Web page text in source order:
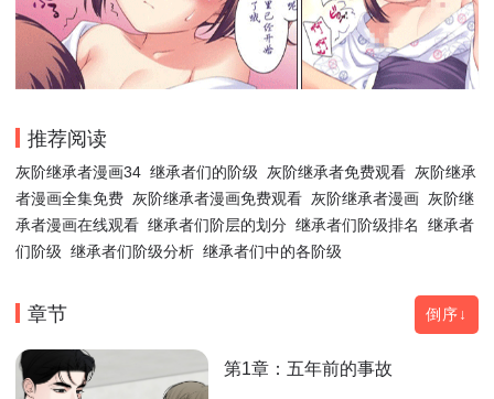
推荐阅读
灰阶继承者漫画34 继承者们的阶级 灰阶继承者免费观看 灰阶继承
者漫画全集免费 灰阶继承者漫画免费观看 灰阶继承者漫画 灰阶继
承者漫画在线观看 继承者们阶层的划分 继承者们阶级排名
继承者
们阶级 继承者们阶级分析 继承者们中的各阶级
章节 倒序↓
第1章：五年前的事故